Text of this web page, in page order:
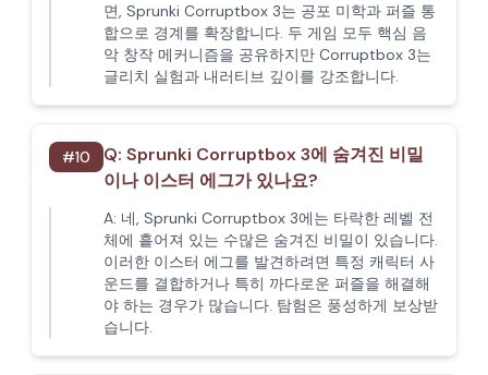
면, Sprunki Corruptbox 3는 공포 미학과 퍼즐 통
합으로 경계를 확장합니다. 두 게임 모두 핵심 음
악 창작 메커니즘을 공유하지만 Corruptbox 3는
글리치 실험과 내러티브 깊이를 강조합니다.
#10 Q: Sprunki Corruptbox 3에 숨겨진 비밀
이나 이스터 에그가 있나요?
A: 네, Sprunki Corruptbox 3에는 타락한 레벨 전
체에 흩어져 있는 수많은 숨겨진 비밀이 있습니다.
이러한 이스터 에그를 발견하려면 특정 캐릭터 사
운드를 결합하거나 특히 까다로운 퍼즐을 해결해
야 하는 경우가 많습니다. 탐험은 풍성하게 보상받
습니다.